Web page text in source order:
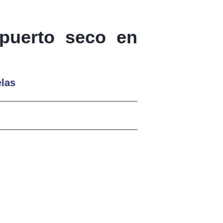
seco en